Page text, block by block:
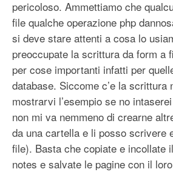
pericoloso. Ammettiamo che
file qualche operazione php
si deve stare attenti a cosa lo
preoccupate la scrittura da form a
per cose importanti infatti per
database. Siccome c’e la scrittura
mostrarvi l’esempio se no
non mi va nemmeno di crearne
da una cartella e li posso scrivere
file). Basta che copiate e incollate
notes e salvate le pagine con il